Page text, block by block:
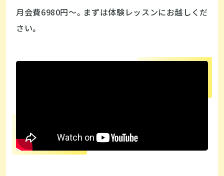
月会費6980円〜。まずは体験レッスンにお越しくだ
さい。